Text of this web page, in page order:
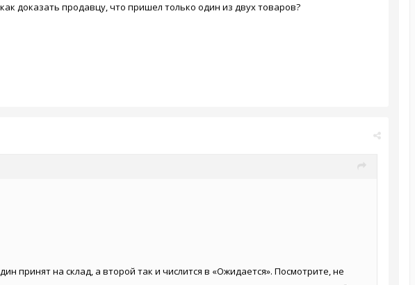
доказать продавцу, что пришел только один из двух товаров?
принят на склад, а второй так и числится в «Ожидается». Посмотрите, не